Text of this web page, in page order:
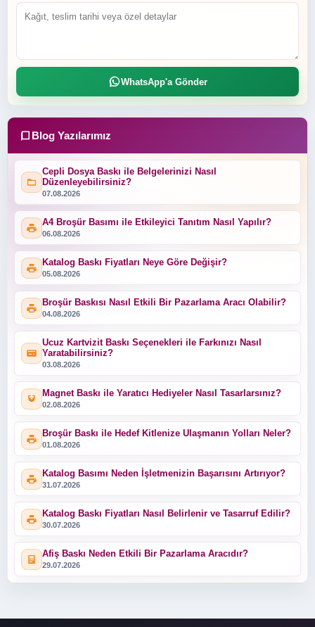
Blog Yazılarımız
Cepli Dosya Baskı ile Belgelerinizi Nasıl
Düzenleyebilirsiniz?
07.08.2026
A4 Broşür Basımı ile Etkileyici Tanıtım Nasıl Yapılır?
06.08.2026
Katalog Baskı Fiyatları Neye Göre Değişir?
05.08.2026
Broşür Baskısı Nasıl Etkili Bir Pazarlama Aracı Olabilir?
04.08.2026
Ucuz Kartvizit Baskı Seçenekleri ile Farkınızı Nasıl
Yaratabilirsiniz?
03.08.2026
Magnet Baskı ile Yaratıcı Hediyeler Nasıl Tasarlarsınız?
02.08.2026
Broşür Baskı ile Hedef Kitlenize Ulaşmanın Yolları Neler?
01.08.2026
Katalog Basımı Neden İşletmenizin Başarısını Artırıyor?
31.07.2026
Katalog Baskı Fiyatları Nasıl Belirlenir ve Tasarruf Edilir?
30.07.2026
Afiş Baskı Neden Etkili Bir Pazarlama Aracıdır?
29.07.2026
WhatsApp'a Gönder